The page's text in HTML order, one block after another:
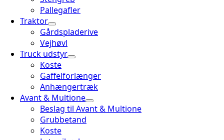
Pallegafler
Traktor
Gårdspladerive
Vejhøvl
Truck udstyr
Koste
Gaffelforlænger
Anhængertræk
Avant & Multione
Beslag til Avant & Multione
Grubbetand
Koste